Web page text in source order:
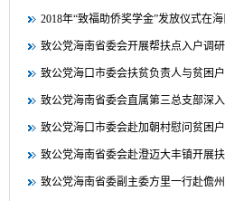
2018年“致福助侨奖学金”发放仪式在
致公党海南省委会开展帮扶点入户调
致公党海口市委会扶贫负责人与贫困
致公党海南省委会直属第三总支部深
致公党海口市委会赴加朝村慰问贫困户
致公党海南省委会赴澄迈大丰镇开展
致公党海南省委副主委方里一行赴儋